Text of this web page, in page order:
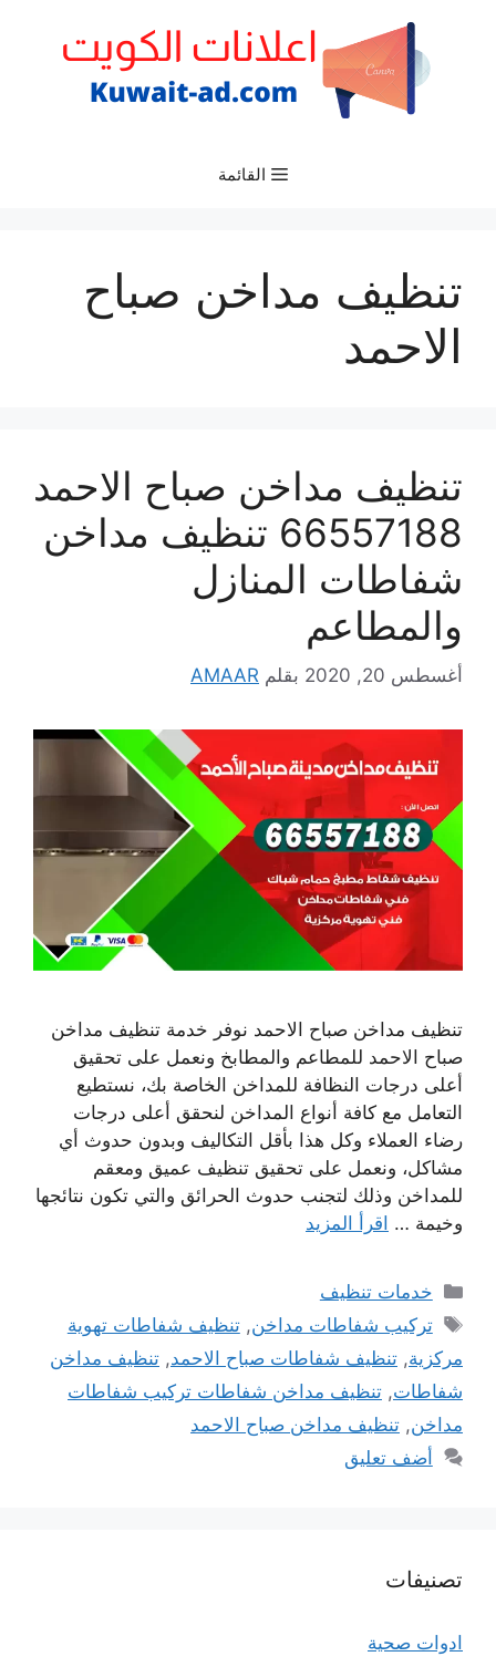
القائمة
تنظيف مداخن صباح
الاحمد
تنظيف مداخن صباح الاحمد
66557188 تنظيف مداخن
شفاطات المنازل
والمطاعم
أغسطس 20, 2020 بقلم AMAAR
تنظيف مداخن صباح الاحمد نوفر خدمة تنظيف مداخن
صباح الاحمد للمطاعم والمطابخ ونعمل على تحقيق
أعلى درجات النظافة للمداخن الخاصة بك، نستطيع
التعامل مع كافة أنواع المداخن لنحقق أعلى درجات
رضاء العملاء وكل هذا بأقل التكاليف وبدون حدوث أي
مشاكل، ونعمل على تحقيق تنظيف عميق ومعقم
للمداخن وذلك لتجنب حدوث الحرائق والتي تكون نتائجها
وخيمة … اقرأ المزيد
التصنيفات
خدمات تنظيف
الوسوم
تركيب شفاطات مداخن,تنظيف شفاطات تهوية
مركزية, تنظيف شفاطات صباح الاحمد, تنظيف مداخن
شفاطات, تنظيف مداخن شفاطات تركيب شفاطات
مداخن, تنظيف مداخن صباح الاحمد
أضف تعليق
تصنيفات
ادوات صحية